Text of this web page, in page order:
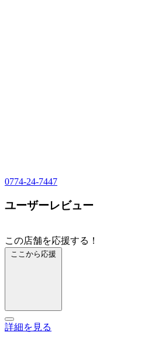
0774-24-7447
ユーザーレビュー
この店舗を応援する！
ここから応援
詳細を見る